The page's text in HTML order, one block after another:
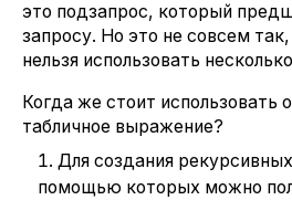
это подзапрос, который
запросу. Но это не совсем
нельзя использовать
Когда же стоит использовать
табличное выражение?
Для создания
помощью которых можно